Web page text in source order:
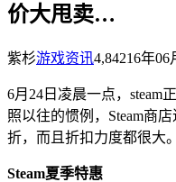
价大甩卖…
紫杉游戏资讯4,84216年06
6月24日凌晨一点，steam
照以往的惯例，Steam商
折，而且折扣力度都很大
Steam夏季特惠